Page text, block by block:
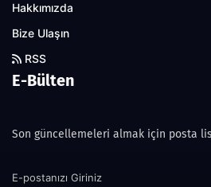
Hakkımızda
Bize Ulaşın
RSS
E-Bülten
Son güncellemeleri almak için posta